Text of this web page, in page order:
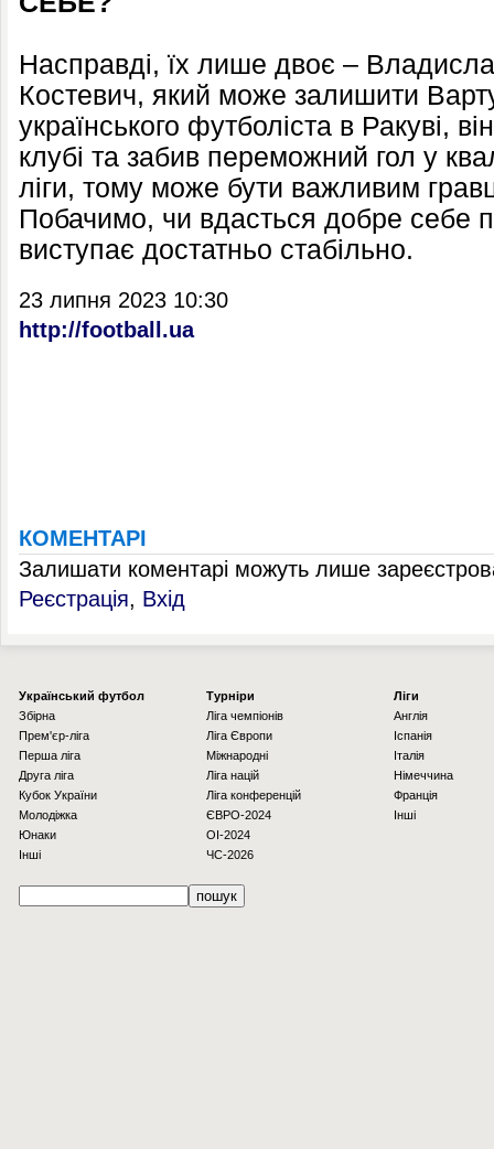
Насправді, їх лише двоє –
Костевич, який може залишити
українського футболіста в Ракуві,
клубі та забив переможний гол у
ліги, тому може бути важливим
Побачимо, чи вдасться добре себе
виступає достатньо стабільно.
23 липня 2023 10:30
http://football.ua
КОМЕНТАРІ
Залишати коментарі можуть лише
Реєстрація, Вхід
Українcький футбол
Збірна
Прем'єр-ліга
Перша ліга
Друга ліга
Кубок України
Молодіжка
Юнаки
Інші
Турніри
Ліга чемпіонів
Ліга Європи
Міжнародні
Ліга націй
Ліга конференцій
ЄВРО-2024
OI-2024
ЧС-2026
Ліги
Англія
Іспанія
Італія
Німеччина
Франція
Інші